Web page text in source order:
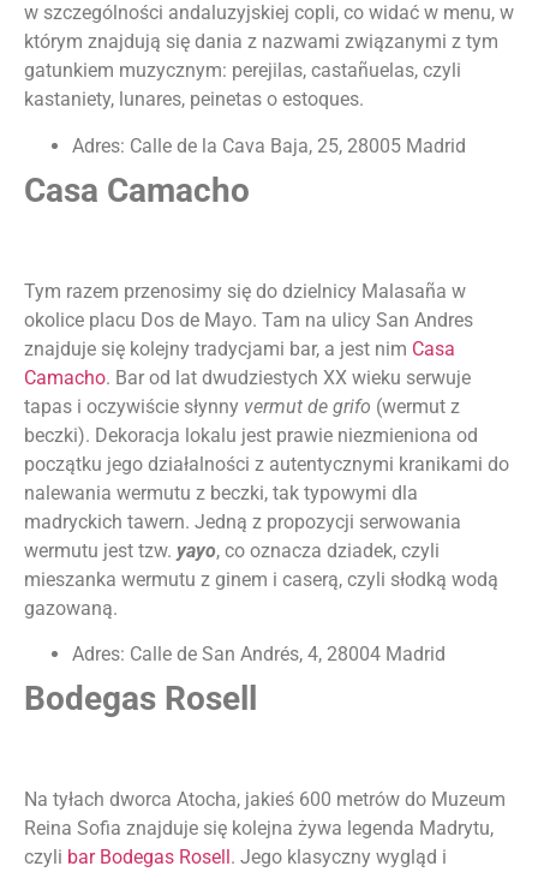
w szczególności andaluzyjskiej copli, co widać w menu, w
którym znajdują się dania z nazwami związanymi z tym
gatunkiem muzycznym: perejilas, castañuelas, czyli
kastaniety, lunares, peinetas o estoques.
Adres: Calle de la Cava Baja, 25, 28005 Madrid
Casa Camacho
Tym razem przenosimy się do dzielnicy Malasaña w
okolice placu Dos de Mayo. Tam na ulicy San Andres
znajduje się kolejny tradycjami bar, a jest nim Casa
Camacho. Bar od lat dwudziestych XX wieku serwuje
tapas i oczywiście słynny vermut de grifo (wermut z
beczki). Dekoracja lokalu jest prawie niezmieniona od
początku jego działalności z autentycznymi kranikami do
nalewania wermutu z beczki, tak typowymi dla
madryckich tawern. Jedną z propozycji serwowania
wermutu jest tzw. yayo, co oznacza dziadek, czyli
mieszanka wermutu z ginem i caserą, czyli słodką wodą
gazowaną.
Adres: Calle de San Andrés, 4, 28004 Madrid
Bodegas Rosell
Na tyłach dworca Atocha, jakieś 600 metrów do Muzeum
Reina Sofia znajduje się kolejna żywa legenda Madrytu,
czyli bar Bodegas Rosell. Jego klasyczny wygląd i